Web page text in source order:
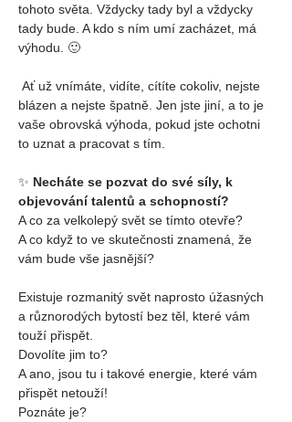
tohoto světa. Vždycky tady byl a vždycky
tady bude. A kdo s ním umí zacházet, má
výhodu. 🙂
Ať už vnímáte, vidíte, cítíte cokoliv, nejste
blázen a nejste špatně. Jen jste jiní, a to je
vaše obrovská výhoda, pokud jste ochotni
to uznat a pracovat s tím.
✨ Necháte se pozvat do své síly, k
objevování talentů a schopností?
A co za velkolepý svět se tímto otevře?
A co když to ve skutečnosti znamená, že
vám bude vše jasnější?
Existuje rozmanitý svět naprosto úžasných
a různorodých bytostí bez těl, které vám
touží přispět.
Dovolíte jim to?
A ano, jsou tu i takové energie, které vám
přispět netouží!
Poznáte je?